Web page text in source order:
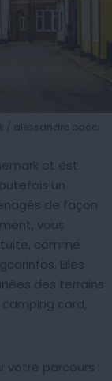
/ alessandro bacci
et est
un
de façon
vous
comme
Elles
des terrains
card,
parcours :